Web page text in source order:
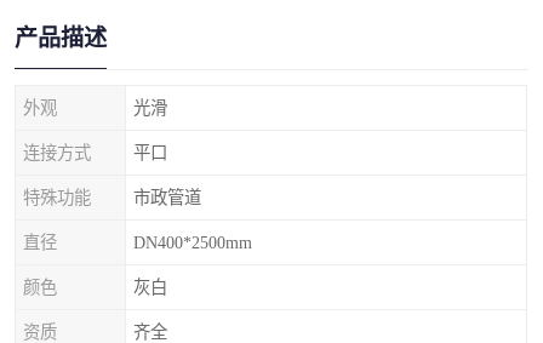
产品描述
外观 光滑
连接方式 平口
特殊功能 市政管道
直径 DN400*2500mm
颜色 灰白
资质 齐全